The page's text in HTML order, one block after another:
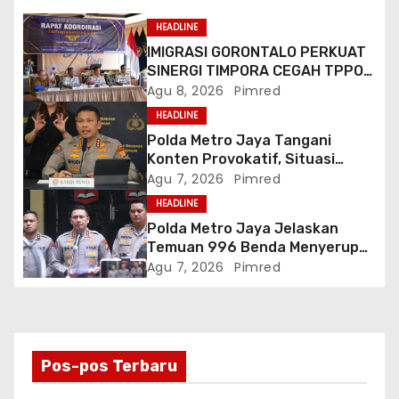
o
s
HEADLINE
IMIGRASI GORONTALO PERKUAT
SINERGI TIMPORA CEGAH TPPO
DAN AWASI AKTIVITAS ORANG
ASING DI GORONTALO UTARA
Agu 8, 2026 Pimred
HEADLINE
Polda Metro Jaya Tangani
Konten Provokatif, Situasi
Jakarta Tetap Kondusif
Agu 7, 2026 Pimred
HEADLINE
Polda Metro Jaya Jelaskan
Temuan 996 Benda Menyerupai
Senjata di Yayasan Jaksel
Agu 7, 2026 Pimred
Pos-pos Terbaru